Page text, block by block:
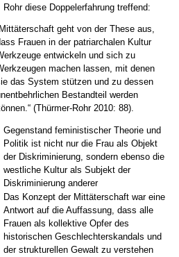
Rohr diese Doppelerfahrung treffend:
geht von der These aus,
Frauen in der patriarchalen Kultur
entwickeln und sich zu
machen lassen, mit denen
das System stützen und zu dessen
Bestandteil werden
(Thürmer-Rohr 2010: 88).
Gegenstand feministischer Theorie und
Politik ist nicht nur die Frau als Objekt
der Diskriminierung, sondern ebenso die
westliche Kultur als Subjekt der
Diskriminierung anderer
Das Konzept der Mittäterschaft war eine
Antwort auf die Auffassung, dass alle
Frauen als kollektive Opfer des
historischen Geschlechterskandals und
der strukturellen Gewalt zu verstehen